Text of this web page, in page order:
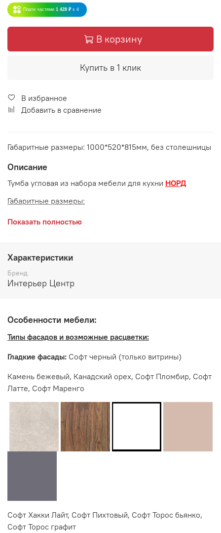
Плати частями 1 428 ₽ x 4
В корзину
Купить в 1 клик
В избранное
Добавить в сравнение
Габаритные размеры: 1000*520*815мм, без столешницы
Описание
Тумба угловая из набора мебели для кухни НОРД
Габаритные размеры:
длина 1000 мм
высота 815 мм
Дополнительно рекомендуется приобрести
столешницу, в комплект не входит
Производитель:
Мебельная фабрика ИНТЕРЬЕР ЦЕНТР
Показать полностью
Характеристики
Бренд
Интерьер Центр
Особенности мебели:
Типы фасадов и возможные расцветки:
Гладкие фасады: Софт черный (только витрины)
Камень бежевый, Канадский орех, Софт Пломбир, Софт
Латте, Софт Маренго
Софт Хакки Лайт, Софт Пихтовый, Софт Торос бьянко,
Софт Торос графит